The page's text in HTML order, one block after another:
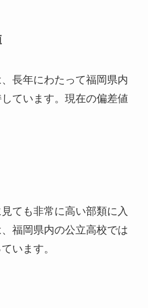
長年にわたって福岡県内
ています。現在の偏差値
ても非常に高い部類に入
福岡県内の公立高校では
います。